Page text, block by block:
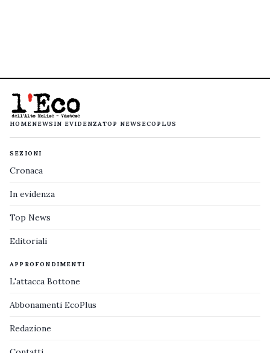
HOMENEWS IN EVIDENZATOP NEWS ECOPLUS
SEZIONI
Cronaca
In evidenza
Top News
Editoriali
APPROFONDIMENTI
L'attacca Bottone
Abbonamenti EcoPlus
Redazione